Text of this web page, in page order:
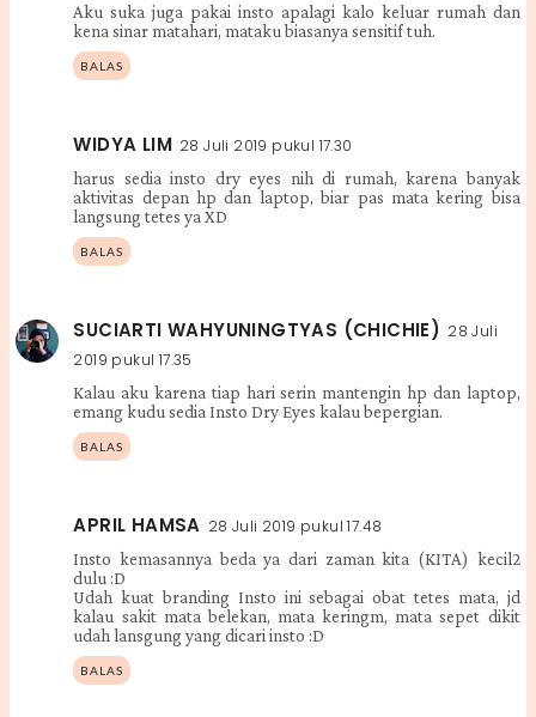
Aku suka juga pakai insto apalagi kalo keluar rumah dan
kena sinar matahari, mataku biasanya sensitif tuh.
BALAS
WIDYA LIM 28 Juli 2019 pukul 17.30
harus sedia insto dry eyes nih di rumah, karena banyak
aktivitas depan hp dan laptop, biar pas mata kering bisa
langsung tetes ya XD
BALAS
SUCIARTI WAHYUNINGTYAS (CHICHIE) 28 Juli
2019 pukul 17.35
Kalau aku karena tiap hari serin mantengin hp dan laptop,
emang kudu sedia Insto Dry Eyes kalau bepergian.
BALAS
APRIL HAMSA 28 Juli 2019 pukul 17.48
Insto kemasannya beda ya dari zaman kita (KITA) kecil2
dulu :D
Udah kuat branding Insto ini sebagai obat tetes mata, jd
kalau sakit mata belekan, mata keringm, mata sepet dikit
udah lansgung yang dicari insto :D
BALAS